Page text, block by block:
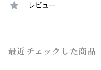
レビュー
最近チェックした商品